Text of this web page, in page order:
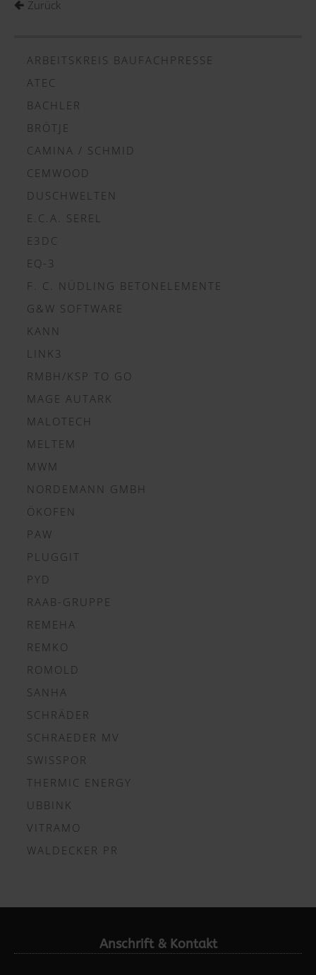
Zurück
ARBEITSKREIS BAUFACHPRESSE
ATEC
BACHLER
BRÖTJE
CAMINA / SCHMID
CEMWOOD
DUSCHWELTEN
E.C.A. SEREL
E3DC
EQ-3
F. C. NÜDLING BETONELEMENTE
G&W SOFTWARE
KANN
LINK3
RMBH/KSP TO GO
MAGE AUTARK
MALOTECH
MELTEM
MWM
NORDEMANN GMBH
ÖKOFEN
PAW
PLUGGIT
PYD
RAAB-GRUPPE
REMEHA
REMKO
ROMOLD
SANHA
SCHRÄDER
SCHRAEDER MV
SWISSPOR
THERMIC ENERGY
UBBINK
VITRAMO
WALDECKER PR
Anschrift & Kontakt